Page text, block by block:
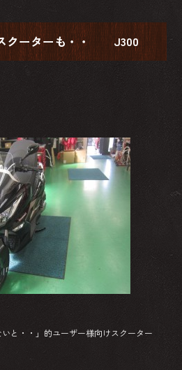
クーターも・・ J300
いと・・」的ユーザー様向けスクーター